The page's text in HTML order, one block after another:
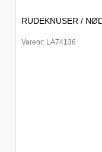
RUDEKNUSER /
Varenr: LA74136